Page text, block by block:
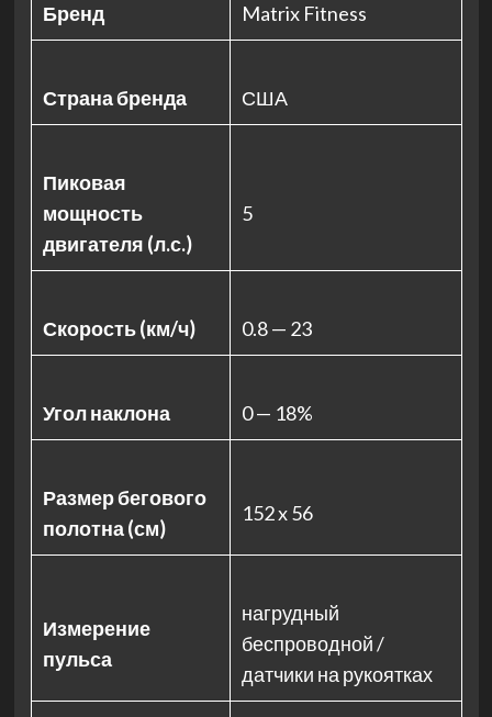
Бренд Matrix Fitness
Страна бренда США
Пиковая
мощность
двигателя (л.с.)
5
Скорость (км/ч) 0.8 — 23
Угол наклона 0 — 18%
Размер бегового
полотна (см)
152 x 56
Измерение
пульса
нагрудный
беспроводной /
датчики на рукоятках